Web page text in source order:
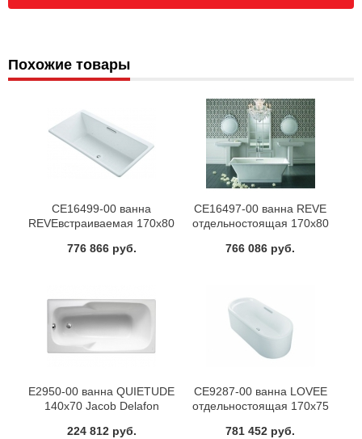
Похожие товары
CE16499-00 ванна
REVEвстраиваемая 170x80
776 866 руб.
CE16497-00 ванна REVE
отдельностоящая 170x80
766 086 руб.
E2950-00 ванна QUIETUDE
140x70 Jacob Delafon
224 812 руб.
CE9287-00 ванна LOVEE
отдельностоящая 170x75
781 452 руб.